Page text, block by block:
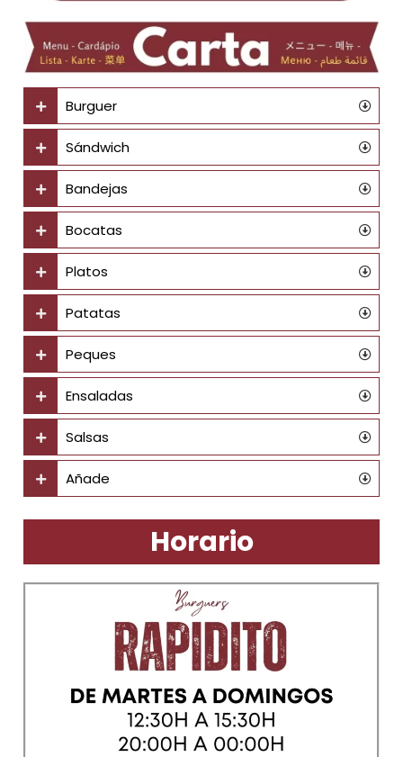
Burguer
Sándwich
Bandejas
Bocatas
Platos
Patatas
Peques
Ensaladas
Salsas
Añade
Horario